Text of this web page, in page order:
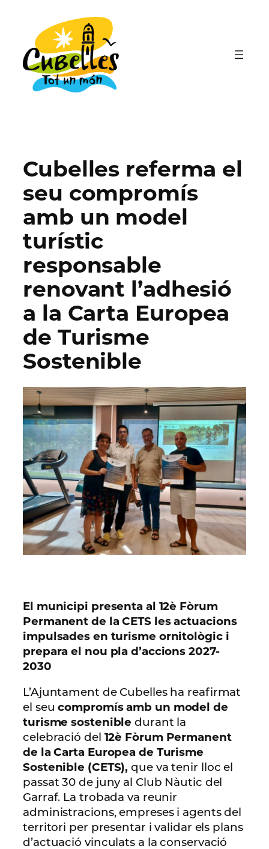
contingut
Cubelles referma el
seu compromís
amb un model
turístic
responsable
renovant l’adhesió
a la Carta Europea
de Turisme
Sostenible
El municipi presenta al 12è Fòrum
Permanent de la CETS les actuacions
impulsades en turisme ornitològic i
prepara el nou pla d’accions 2027-
2030
L’Ajuntament de Cubelles ha reafirmat
el seucompromís amb un model de
turisme sostenible durant la
celebració del 12è Fòrum Permanent
de la Carta Europea de Turisme
Sostenible (CETS), que va tenir lloc el
passat 30 de juny al Club Nàutic del
Garraf. La trobada va reunir
administracions, empreses i agents del
territori per presentar i validar els plans
d’actuació vinculats a la conservació